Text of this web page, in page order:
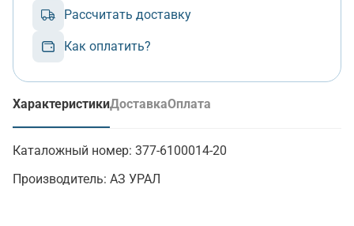
Рассчитать доставку
Как оплатить?
Характеристики
(активная вкладка)
ДоставкаОплата
Каталожный номер: 377-6100014-20
Производитель: АЗ УРАЛ